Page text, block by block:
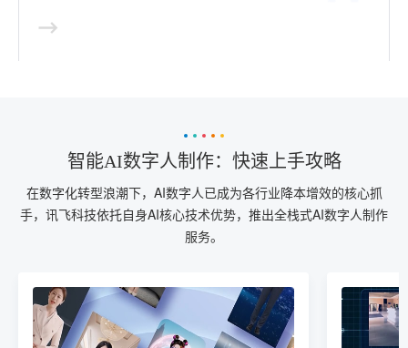
智能AI数字人制作：快速上手攻略
在数字化转型浪潮下，AI数字人已成为各行业降本增效的核心抓
手，讯飞科技依托自身AI核心技术优势，推出全栈式AI数字人制作
服务。